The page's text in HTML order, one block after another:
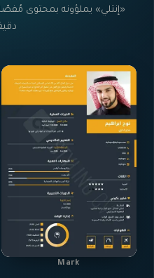
«إنتلي» يملؤونه بمحتوى
Mark